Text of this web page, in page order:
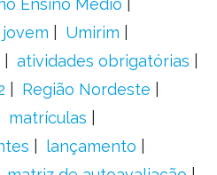
Ensino Médio
jovem
Umirim
atividades obrigatórias
Região Nordeste
matrículas
lançamento